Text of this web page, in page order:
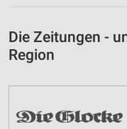
Die Zeitungen -
Region